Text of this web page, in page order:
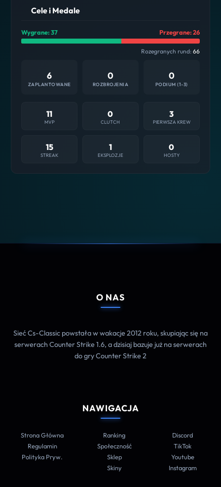
Cele i Medale
Wygrane: 37 Przegrane: 26
Rozegranych rund: 66
6
ZAPLANTOWANE
0
ROZBROJENIA
0
PODIUM (1-3)
11
MVP
0
CLUTCH
3
PIERWSZA KREW
15
STREAK
1
EKSPLOZJE
0
HOSTY
O NAS
Sieć Cs-Classic powstała w wakacje 2012 roku, skupiając się na
serwerach Counter Strike 1.6, a dzisiaj bazuje już na serwerach
do gry Counter Strike 2
NAWIGACJA
Strona Główna
Regulamin
Polityka Pryw.
Ranking
Społeczność
Sklep
Skiny
Discord
TikTok
Youtube
Instagram